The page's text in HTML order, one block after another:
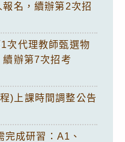
名，續辦第2次招
次代理教師甄選物
辦第7次招考
)上課時間調整公告
成研習：A1、